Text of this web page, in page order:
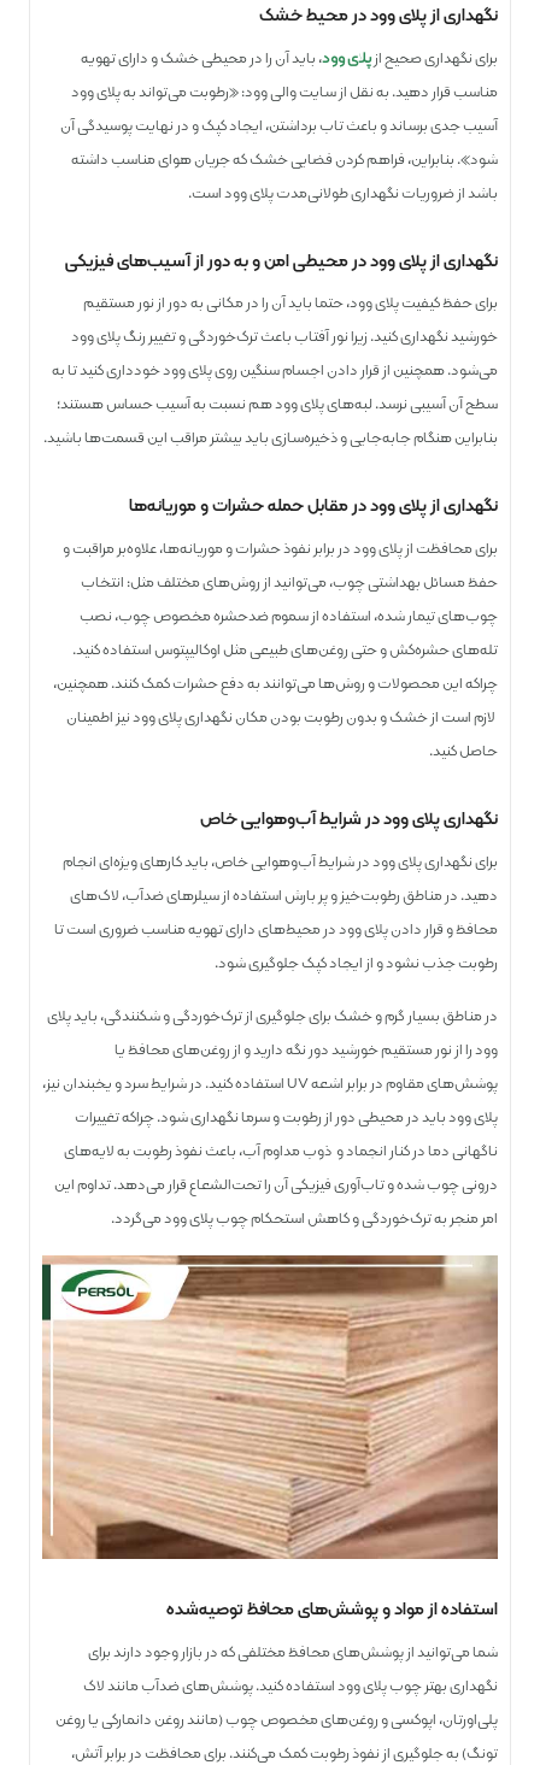
نگهداری از پلای وود در محیط خشک
برای نگهداری صحیح ازپلای ‌وود، باید آن را در محیطی خشک و دارای تهویه
مناسب قرار دهید. به نقل از سایت والی وود: «رطوبت می‌تواند به پلای ‌وود
آسیب جدی برساند و باعث تاب برداشتن، ایجاد کپک و در نهایت پوسیدگی آن
شود». بنابراین، فراهم کردن فضایی خشک که جریان هوای مناسب داشته
باشد از ضروریات نگهداری طولانی‌مدت پلای‌ وود است.
نگهداری از پلای وود در محیطی امن و به دور از آسیب‌های فیزیکی
برای حفظ کیفیت پلای ‌وود، حتما باید آن را در مکانی به دور از نور مستقیم
خورشید نگهداری کنید. زیرا نور آفتاب باعث ترک‌خوردگی و تغییر رنگ پلای ‌وود
می‌شود. همچنین از قرار دادن اجسام سنگین روی پلای ‌وود خودداری کنید تا به
سطح آن آسیبی نرسد. لبه‌های پلای‌ وود هم نسبت به آسیب حساس هستند؛
بنابراین هنگام جابه‌جایی و ذخیره‌سازی باید بیشتر مراقب این قسمت‌ها باشید.
نگهداری از پلای وود در مقابل حمله حشرات و موریانه‌ها
برای محافظت از پلای وود در برابر نفوذ حشرات و موریانه‌ها، علاوه‌بر مراقبت و
حفظ مسائل بهداشتی چوب، می‌توانید از روش‌های مختلف مثل: انتخاب
چوب‌های تیمار شده، استفاده از سموم ضدحشره مخصوص چوب، نصب
تله‌های حشره‌کش و حتی روغن‌های طبیعی مثل اوکالیپتوس استفاده کنید.
چراکه این محصولات و روش‌ها می‌توانند به دفع حشرات کمک کنند. همچنین،
لازم است از خشک و بدون رطوبت بودن مکان نگهداری پلای وود نیز اطمینان
حاصل کنید.
نگهداری پلای‌ وود در شرایط آب‌وهوایی خاص
برای نگهداری پلای ‌وود در شرایط آب‌وهوایی خاص، باید کارهای ویژه‌ای انجام
دهید. در مناطق رطوبت‌خیز و پر بارش استفاده از سیلرهای ضدآب، لاک‌های
محافظ و قرار دادن پلای ‌وود در محیط‌های دارای تهویه مناسب ضروری است تا
رطوبت جذب نشود و از ایجاد کپک جلوگیری شود.
در مناطق بسیار گرم و خشک برای جلوگیری از ترک‌خوردگی و شکنندگی، باید پلای
وود را از نور مستقیم خورشید دور نگه دارید و از روغن‌های محافظ یا
پوشش‌های مقاوم در برابر اشعه UV استفاده کنید. در شرایط سرد و یخبندان نیز،
پلای ‌وود باید در محیطی دور از رطوبت و سرما نگهداری شود. چراکه تغییرات
ناگهانی دما در کنار انجماد و ذوب مداوم آب، باعث نفوذ رطوبت به لایه‌های
درونی چوب شده و تاب‌آوری فیزیکی آن را تحت‌الشعاع قرار می‌دهد. تداوم این
امر منجر به ترک‌خوردگی و کاهش استحکام چوب پلای وود می‌گردد.
استفاده از مواد و پوشش‌های محافظ توصیه‌شده
شما می‌توانید از پوشش‌های محافظ مختلفی که در بازار وجود دارند برای
نگهداری بهتر چوب پلای وود استفاده کنید. پوشش‌های ضدآب مانند لاک
پلی‌اورتان، اپوکسی و روغن‌های مخصوص چوب (مانند روغن دانمارکی یا روغن
تونگ) به جلوگیری از نفوذ رطوبت کمک می‌کنند. برای محافظت در برابر آتش،